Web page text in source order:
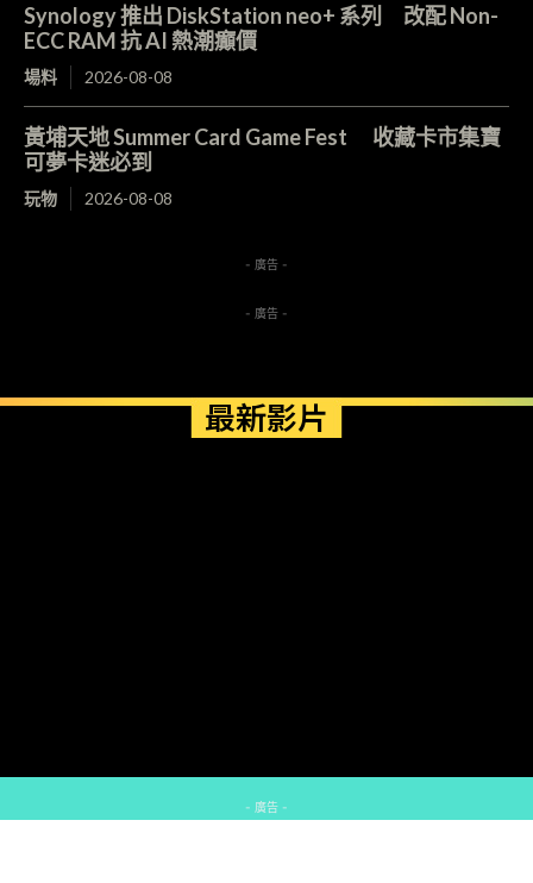
Synology 推出 DiskStation neo+ 系列 改配 Non-
ECC RAM 抗 AI 熱潮癲價
場料 2026-08-08
黃埔天地 Summer Card Game Fest 收藏卡市集寶
可夢卡迷必到
玩物 2026-08-08
- 廣告 -
- 廣告 -
最新影片
- 廣告 -